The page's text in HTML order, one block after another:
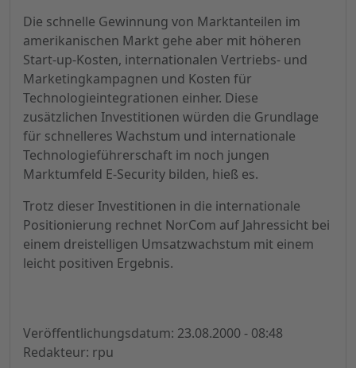
Die schnelle Gewinnung von Marktanteilen im
amerikanischen Markt gehe aber mit höheren
Start-up-Kosten, internationalen Vertriebs- und
Marketingkampagnen und Kosten für
Technologieintegrationen einher. Diese
zusätzlichen Investitionen würden die Grundlage
für schnelleres Wachstum und internationale
Technologieführerschaft im noch jungen
Marktumfeld E-Security bilden, hieß es.
Trotz dieser Investitionen in die internationale
Positionierung rechnet NorCom auf Jahressicht bei
einem dreistelligen Umsatzwachstum mit einem
leicht positiven Ergebnis.
Veröffentlichungsdatum: 23.08.2000 - 08:48
Redakteur: rpu